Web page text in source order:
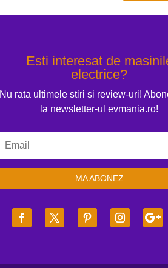
Esti interesat de
electrice?
Nu rata ultimele stiri si review-uri!
la newsletter-ul evmania.ro!
MA ABONEZ